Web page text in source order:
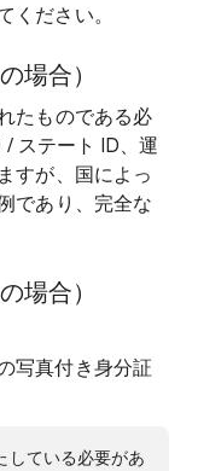
ください。
場合）
たものである必
ステート ID、運
すが、国によっ
であり、完全な
場合）
写真付き身分証
している必要があ